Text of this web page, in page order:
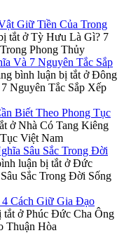
Giữ Tiền Của Trong
tắt ở Tỳ Hưu Là Gì? 7
Phong Thủy
Và 7 Nguyên Tắc Sắp
bình luận bị tắt ở Đông
Nguyên Tắc Sắp Xếp
Biết Theo Phong Tục
ở Nhà Có Tang Kiêng
Việt Nam
Sâu Sắc Trong Đời
luận bị tắt ở Đức
Sắc Trong Đời Sống
Cách Giữ Gia Đạo
tắt ở Phúc Đức Cha Ông
Thuận Hòa